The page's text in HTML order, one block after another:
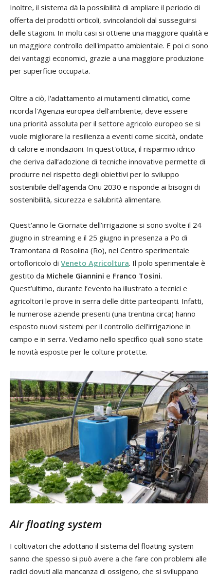
Inoltre, il sistema dà la possibilità di ampliare il periodo di
offerta dei prodotti orticoli, svincolandoli dal susseguirsi
delle stagioni. In molti casi si ottiene una maggiore qualità e
un maggiore controllo dell'impatto ambientale. E poi ci sono
dei vantaggi economici, grazie a una maggiore produzione
per superficie occupata.
Oltre a ciò, l'adattamento ai mutamenti climatici, come
ricorda l'Agenzia europea dell'ambiente, deve essere
una priorità assoluta per il settore agricolo europeo se si
vuole migliorare la resilienza a eventi come siccità, ondate
di calore e inondazioni. In quest'ottica, il risparmio idrico
che deriva dall’adozione di tecniche innovative permette di
produrre nel rispetto degli obiettivi per lo sviluppo
sostenibile dell'agenda Onu 2030 e risponde ai bisogni di
sostenibilità, sicurezza e salubrità alimentare.
Quest'anno le Giornate dell’irrigazione si sono svolte il 24
giugno in streaming e il 25 giugno in presenza a Po di
Tramontana di Rosolina (Ro), nel Centro sperimentale
ortofloricolo di Veneto Agricoltura. Il polo sperimentale è
gestito da Michele Giannini e Franco Tosini.
Quest’ultimo, durante l’evento ha illustrato a tecnici e
agricoltori le prove in serra delle ditte partecipanti. Infatti,
le numerose aziende presenti (una trentina circa) hanno
esposto nuovi sistemi per il controllo dell’irrigazione in
campo e in serra. Vediamo nello specifico quali sono state
le novità esposte per le colture protette.
Air floating system
I coltivatori che adottano il sistema del floating system
sanno che spesso si può avere a che fare con problemi alle
radici dovuti alla mancanza di ossigeno, che si sviluppano